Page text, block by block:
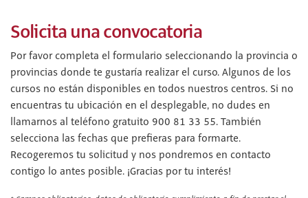
Solicita una convocatoria
Por favor completa el formulario seleccionando la provincia o
provincias donde te gustaría realizar el curso. Algunos de los
cursos no están disponibles en todos nuestros centros. Si no
encuentras tu ubicación en el desplegable, no dudes en
llamarnos al teléfono gratuito 900 81 33 55. También
selecciona las fechas que prefieras para formarte.
Recogeremos tu solicitud y nos pondremos en contacto
contigo lo antes posible. ¡Gracias por tu interés!